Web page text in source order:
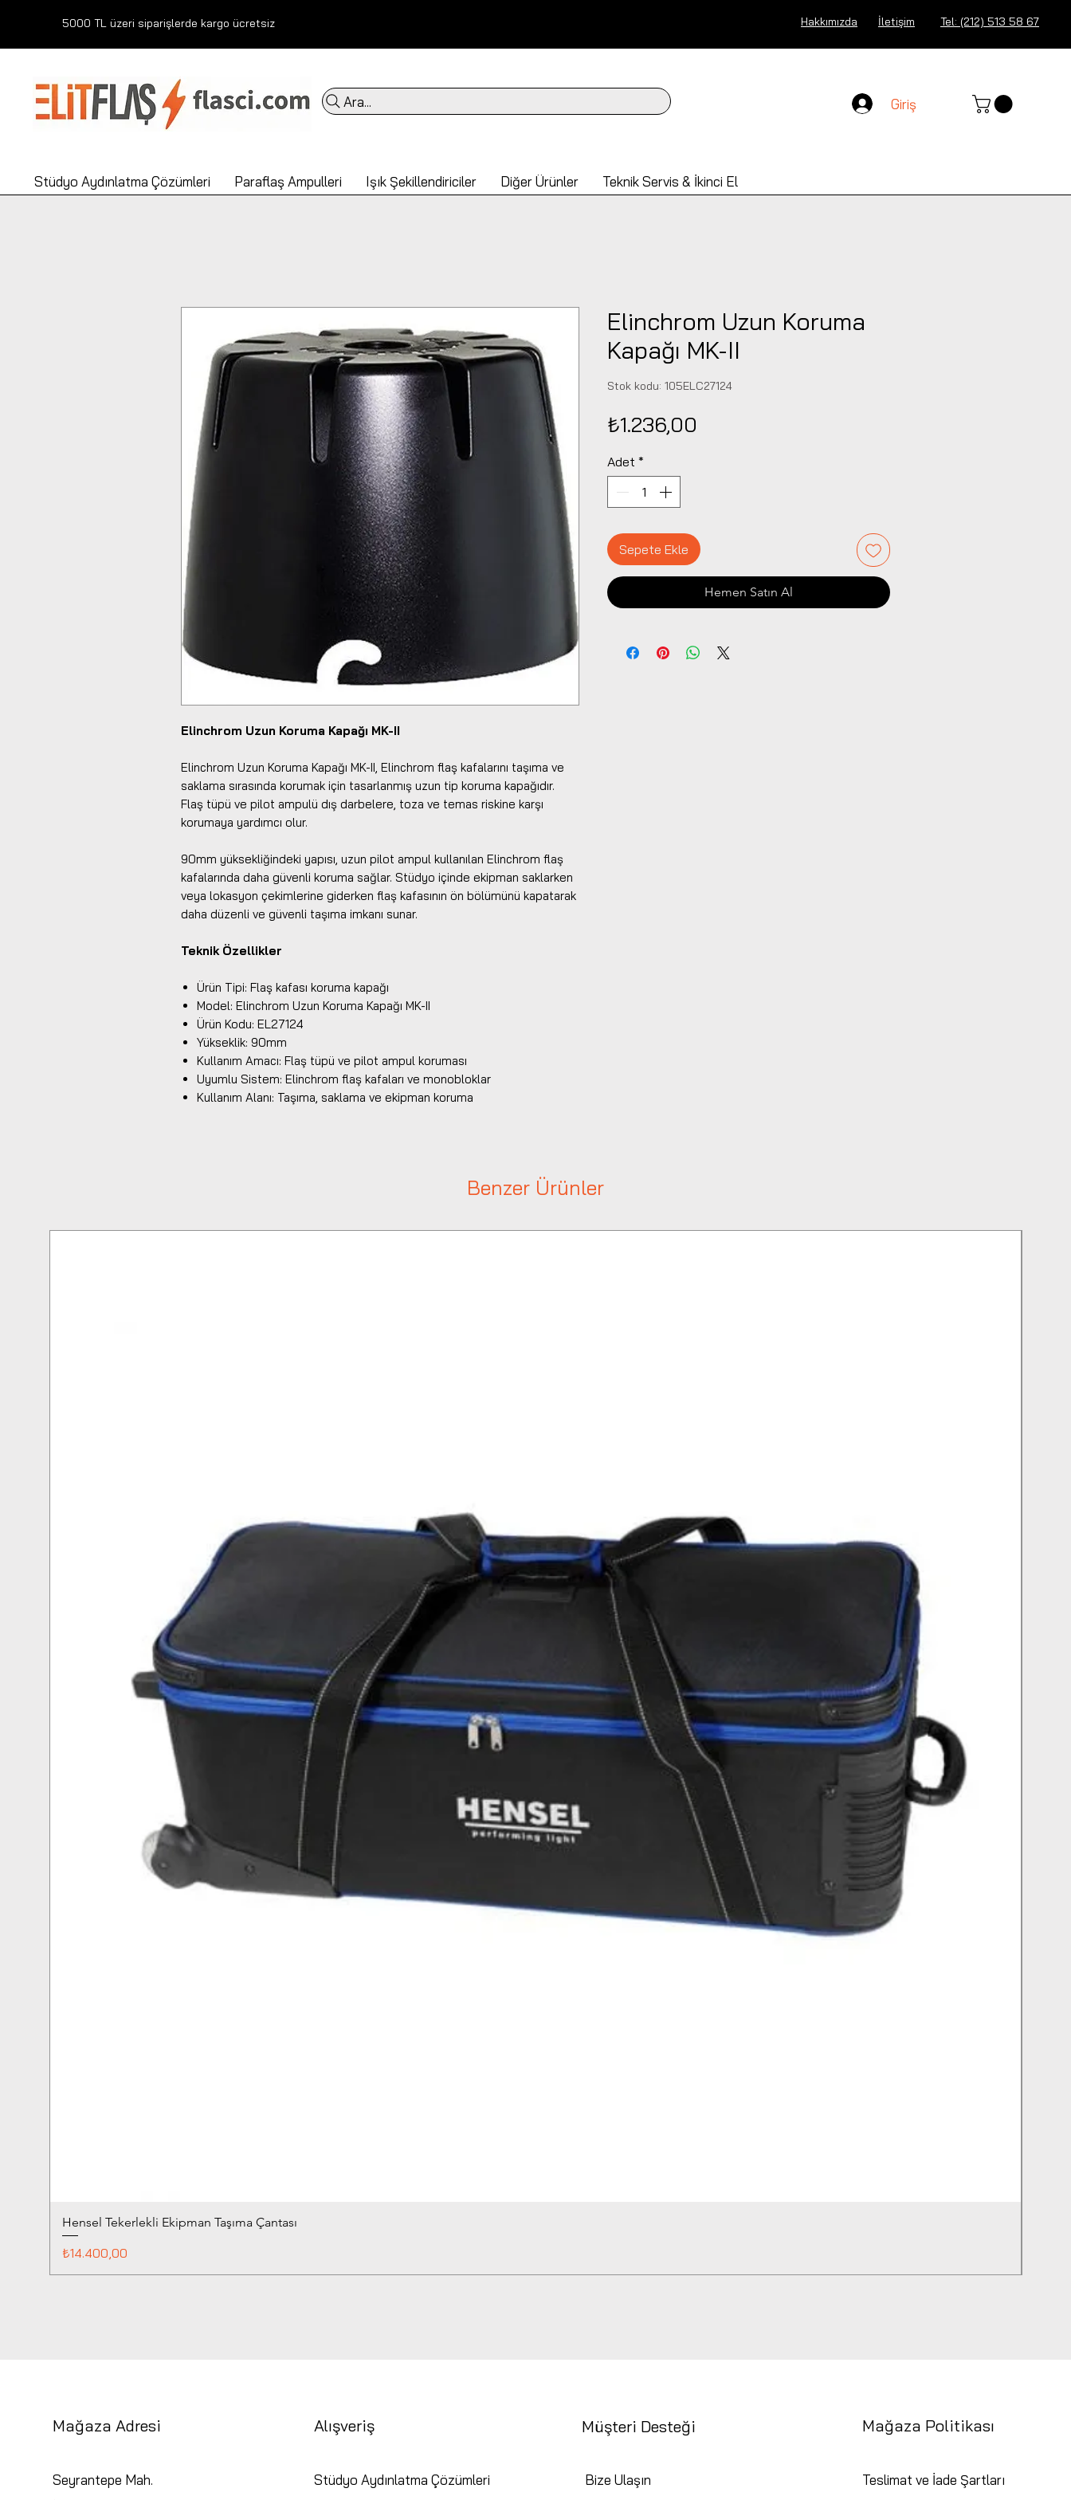
5000 TL üzeri siparişlerde kargo ücretsiz Hakkımızda İletişim Tel: (212) 513 58 67
Ara... Giriş
Stüdyo Aydınlatma Çözümleri Paraflaş Ampulleri Işık Şekillendiriciler Diğer Ürünler Teknik Servis & İkinci El
Elinchrom Uzun Koruma Kapağı MK-II
Elinchrom Uzun Koruma Kapağı MK-II, Elinchrom flaş kafalarını taşıma ve
saklama sırasında korumak için tasarlanmış uzun tip koruma kapağıdır.
Flaş tüpü ve pilot ampulü dış darbelere, toza ve temas riskine karşı
korumaya yardımcı olur.
90mm yüksekliğindeki yapısı, uzun pilot ampul kullanılan Elinchrom flaş
kafalarında daha güvenli koruma sağlar. Stüdyo içinde ekipman saklarken
veya lokasyon çekimlerine giderken flaş kafasının ön bölümünü kapatarak
daha düzenli ve güvenli taşıma imkanı sunar.
Teknik Özellikler
Ürün Tipi: Flaş kafası koruma kapağı
Model: Elinchrom Uzun Koruma Kapağı MK-II
Ürün Kodu: EL27124
Yükseklik: 90mm
Kullanım Amacı: Flaş tüpü ve pilot ampul koruması
Uyumlu Sistem: Elinchrom flaş kafaları ve monobloklar
Kullanım Alanı: Taşıma, saklama ve ekipman koruma
Elinchrom Uzun Koruma
Kapağı MK-II
Stok kodu: 105ELC27124
₺1.236,00
Adet *
Sepete Ekle
Hemen Satın Al
Benzer Ürünler
Hensel Tekerlekli Ekipman Taşıma Çantası
Fiyat
₺14.400,00
Mağaza Adresi
Seyrantepe Mah.
Alışveriş
Stüdyo Aydınlatma Çözümleri
Müşteri Desteği
Bize Ulaşın
Mağaza Politikası
Teslimat ve İade Şartları